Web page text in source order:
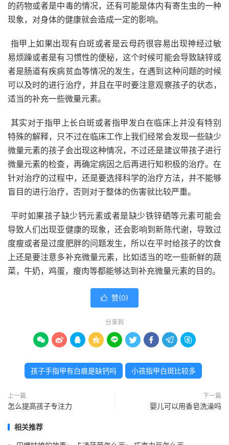
的药物或者是中毒的情况，还有可能是体内有寄生虫的一种
现象，对身体的健康就会造成一定的影响。
指甲上如果出现有白斑或者是云母药很容易出现神经过敏
易烦躁或者是有习惯性的便秘，这个时候可能会导致缺锌或
者是肠道有疾病贫血等情况的发生，在遇到这种问题的时候
可以及时的进行治疗，并且在平时要注意观察孩子的状态，
适当的补充一些微量元素。
其实对于指甲上长白斑或者指甲发白在临床上并没有特别
特殊的解释，只不过在临床工作上我们经常会发现一些缺少
微量元素的孩子会出现这种情况，不过还是建议带孩子进行
微量元素的检查，再确定病因之后再进行知积极的治疗。在
针对治疗的过程中，还是要选择科学的治疗方法，并不能够
盲目的进行治疗，否则对于整体的伤害就比较严重。
平时如果孩子缺少钙元素或者是缺少铁锌硒等元素可能会
导致人们出现亚健康的现象，还会影响到新陈代谢，导致过
度瘦或者是过度肥胖的问题发生，所以在平时给孩子的饮食
上还是要注意多补充微量元素，比如适当的吃一些新鲜的蔬
菜，牛奶，鸡蛋，瘦肉等都能够达到补充微量元素的目的。
 赞(0)
分享到
        
孩子手指甲有白痕是缺钙吗 小孩指甲白斑比较多
上一篇
怎么提高孩子专注力
下一篇
婴儿可以用香皂洗澡吗
相关推荐